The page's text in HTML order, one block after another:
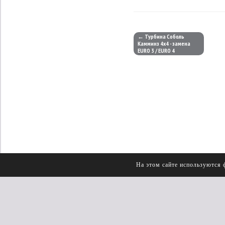
← Турбина Соболь
Камминз 4х4 - замена
EURO 3 / EURO 4
На этом сайте